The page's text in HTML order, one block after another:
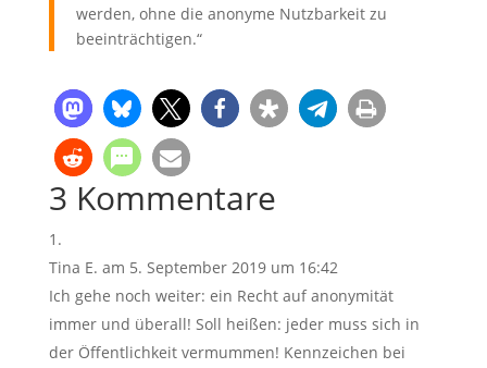
werden, ohne die anonyme Nutzbarkeit zu
beeinträchtigen.“
3 Kommentare
Tina E. am 5. September 2019 um 16:42
Ich gehe noch weiter: ein Recht auf anonymität
immer und überall! Soll heißen: jeder muss sich in
der Öffentlichkeit vermummen! Kennzeichen bei